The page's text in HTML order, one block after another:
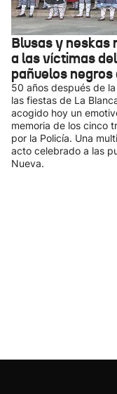
Blusas y neskas
a las víctimas
pañuelos negros
50 años después de
las fiestas de La
acogido hoy un
memoria de los cinco
por la Policía. Una
acto celebrado a las
Nueva.